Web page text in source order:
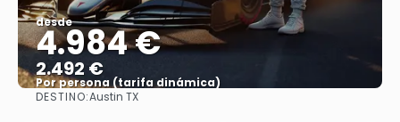
desde
4.984 €
2.492 €
Por persona (tarifa dinámica)
DESTINO:Austin TX